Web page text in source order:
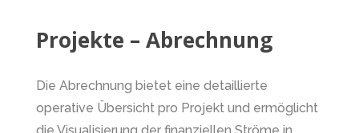
Projekte – Abrechnung
Die Abrechnung bietet eine detaillierte
operative Übersicht pro Projekt und ermöglicht